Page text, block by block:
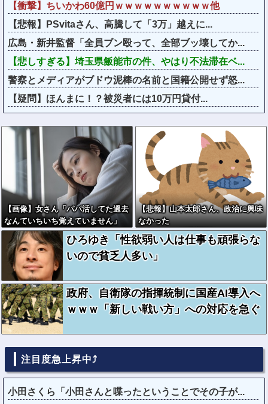
【衝撃】ちいかわ60億円ｗｗｗｗｗｗｗｗｗｗ他
【悲報】PSvitaさん、高騰して「3万」越えに...
広島・新井監督「全員ブン殴って、全部ブッ壊してか...
【悲しすぎる】埼玉県飯能市の件、やはり不法滞在ベ...
警察とメディアがブドウ泥棒の名前と国籍公開せず怒...
【疑問】ほんまに！？被災者には10万円貸付...
【画像】女さん「パパ活してた過去
なんていちいち覚えていません」
【悲報】山本太郎さん、政治に興味
なかった
ひろゆき「性欲弱い人は仕事も頑張らな
いので貧乏人多い」
政府、自衛隊の指揮統制に国産AI導入へ
ｗｗｗ「新しい戦い方」への対応を急ぐ
注目度急上昇中⤴
小田さくら「小田さんと喋ったということでその子が...